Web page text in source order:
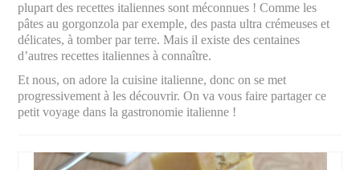
plupart des recettes italiennes sont méconnues ! Comme les
pâtes au gorgonzola par exemple, des pasta ultra crémeuses et
délicates, à tomber par terre. Mais il existe des centaines
d’autres recettes italiennes à connaître.
Et nous, on adore la cuisine italienne, donc on se met
progressivement à les découvrir. On va vous faire partager ce
petit voyage dans la gastronomie italienne !